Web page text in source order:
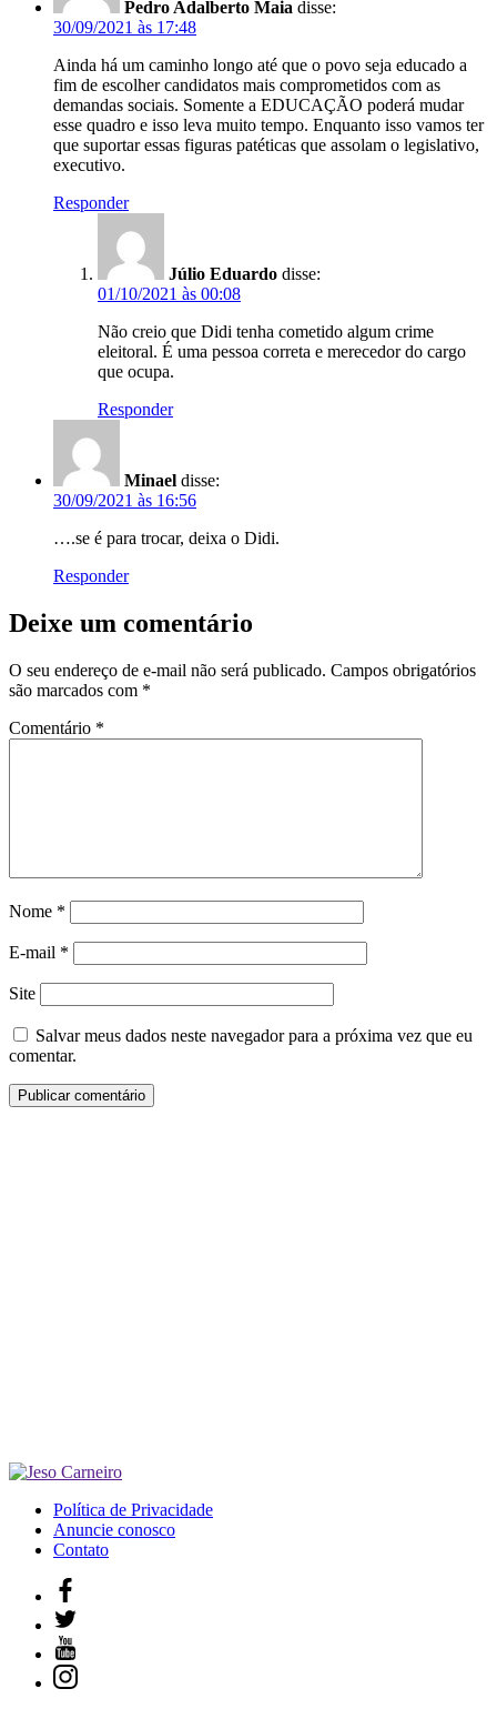
Pedro Adalberto Maia disse:
30/09/2021 às 17:48
Ainda há um caminho longo até que o povo seja educado a
fim de escolher candidatos mais comprometidos com as
demandas sociais. Somente a EDUCAÇÃO poderá mudar
esse quadro e isso leva muito tempo. Enquanto isso vamos ter
que suportar essas figuras patéticas que assolam o legislativo,
executivo.
Responder
Júlio Eduardo disse:
01/10/2021 às 00:08
Não creio que Didi tenha cometido algum crime
eleitoral. É uma pessoa correta e merecedor do cargo
que ocupa.
Responder
Minael disse:
30/09/2021 às 16:56
….se é para trocar, deixa o Didi.
Responder
Deixe um comentário
O seu endereço de e-mail não será publicado. Campos obrigatórios
são marcados com *
Comentário *
Nome *
E-mail *
Site
Salvar meus dados neste navegador para a próxima vez que eu
comentar.
Política de Privacidade
Anuncie conosco
Contato